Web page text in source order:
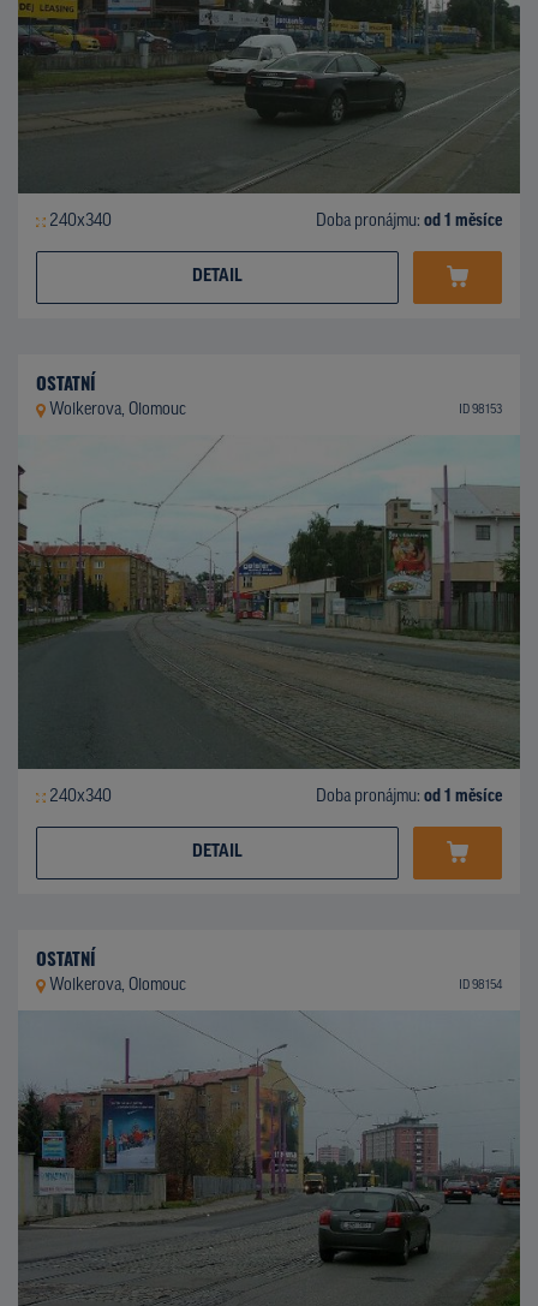
240x340 Doba pronájmu: od 1 měsíce
DETAIL
OSTATNÍ
Wolkerova, Olomouc ID 98153
240x340 Doba pronájmu: od 1 měsíce
DETAIL
OSTATNÍ
Wolkerova, Olomouc ID 98154